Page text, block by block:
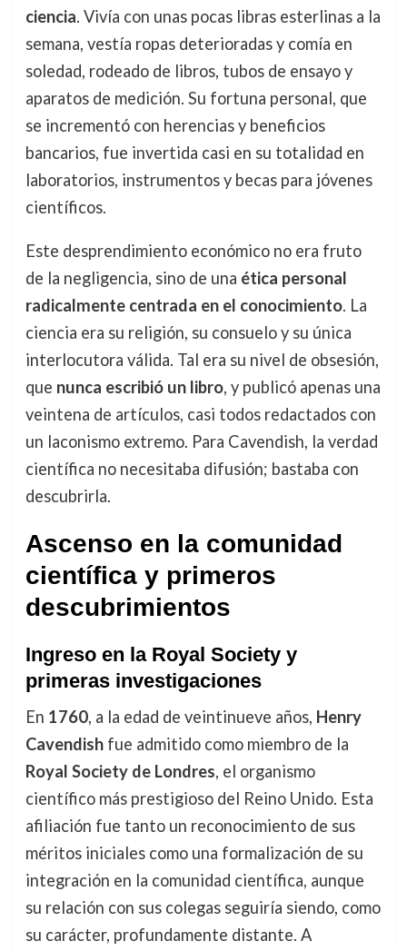
ciencia. Vivía con unas pocas libras esterlinas a la
semana, vestía ropas deterioradas y comía en
soledad, rodeado de libros, tubos de ensayo y
aparatos de medición. Su fortuna personal, que
se incrementó con herencias y beneficios
bancarios, fue invertida casi en su totalidad en
laboratorios, instrumentos y becas para jóvenes
científicos.
Este desprendimiento económico no era fruto
de la negligencia, sino de una ética personal
radicalmente centrada en el conocimiento. La
ciencia era su religión, su consuelo y su única
interlocutora válida. Tal era su nivel de obsesión,
que nunca escribió un libro, y publicó apenas una
veintena de artículos, casi todos redactados con
un laconismo extremo. Para Cavendish, la verdad
científica no necesitaba difusión; bastaba con
descubrirla.
Ascenso en la comunidad
científica y primeros
descubrimientos
Ingreso en la Royal Society y
primeras investigaciones
En 1760, a la edad de veintinueve años, Henry
Cavendishfue admitido como miembro de la
Royal Society de Londres, el organismo
científico más prestigioso del Reino Unido. Esta
afiliación fue tanto un reconocimiento de sus
méritos iniciales como una formalización de su
integración en la comunidad científica, aunque
su relación con sus colegas seguiría siendo, como
su carácter, profundamente distante. A